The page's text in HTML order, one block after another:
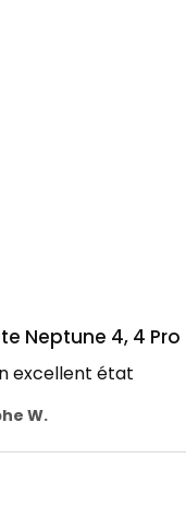
Neptune 4, 4 Pro
excellent état
W.